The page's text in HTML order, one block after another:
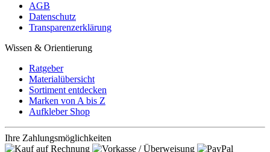
AGB
Datenschutz
Transparenzerklärung
Wissen & Orientierung
Ratgeber
Materialübersicht
Sortiment entdecken
Marken von A bis Z
Aufkleber Shop
Ihre Zahlungsmöglichkeiten